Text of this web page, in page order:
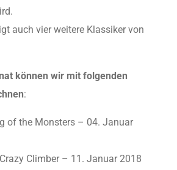
auch vier weitere Klassiker von
können wir mit folgenden
:
of the Monsters – 04. Januar
Climber – 11. Januar 2018